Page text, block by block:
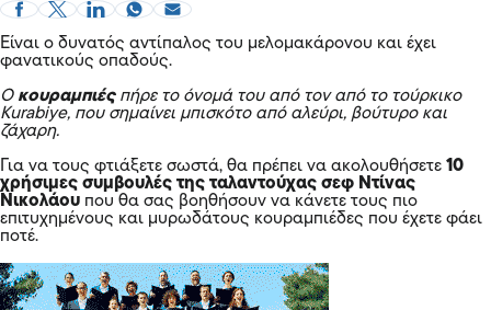
Είναι ο δυνατός αντίπαλος του μελομακάρονου και έχει
φανατικούς οπαδούς.
Ο κουραμπιές πήρε το όνομά του από τον από το τούρκικο
Kurabiye, που σημαίνει μπισκότο από αλεύρι, βούτυρο και
ζάχαρη.
Για να τους φτιάξετε σωστά, θα πρέπει να ακολουθήσετε 10
χρήσιμες συμβουλές της ταλαντούχας σεφ Ντίνας
Νικολάου που θα σας βοηθήσουν να κάνετε τους πιο
επιτυχημένους και μυρωδάτους κουραμπιέδες που έχετε φάει
ποτέ.